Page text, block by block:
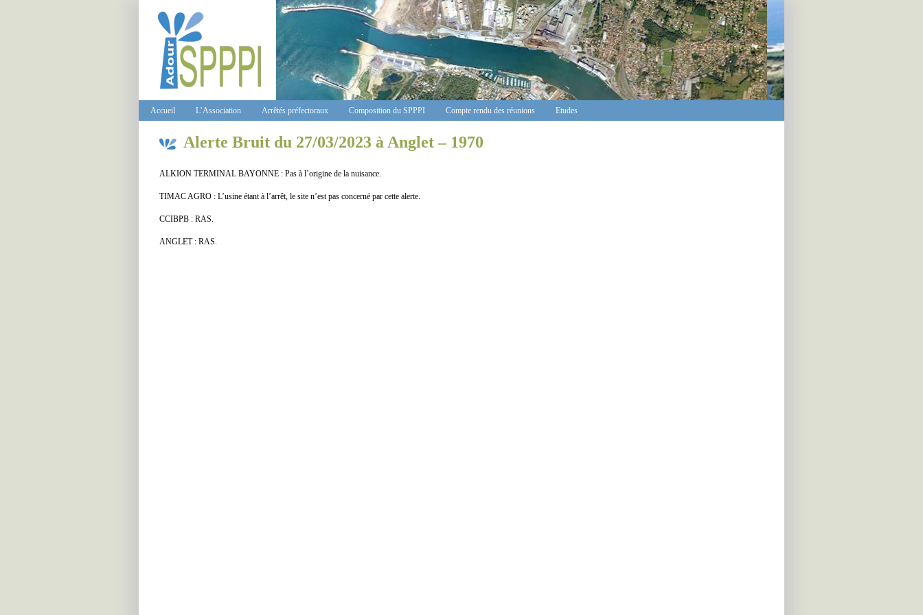
Accueil L’Association Arrêtés préfectoraux Composition du SPPPI Compte rendu des réunions Etudes
Alerte Bruit du 27/03/2023 à Anglet – 1970
ALKION TERMINAL BAYONNE : Pas à l’origine de la nuisance.
TIMAC AGRO : L’usine étant à l’arrêt, le site n’est pas concerné par cette alerte.
CCIBPB : RAS.
ANGLET : RAS.